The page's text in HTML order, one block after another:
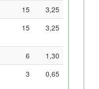
15
3,25
15 3,25
6
1,30
3 0,65